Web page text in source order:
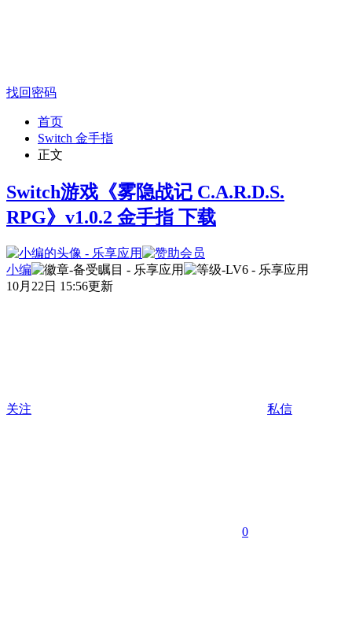
找回密码
首页
Switch 金手指
正文
Switch游戏《雾隐战记 C.A.R.D.S.
RPG》v1.0.2 金手指 下载
小编
10月22日 15:56更新
关注 私信
0